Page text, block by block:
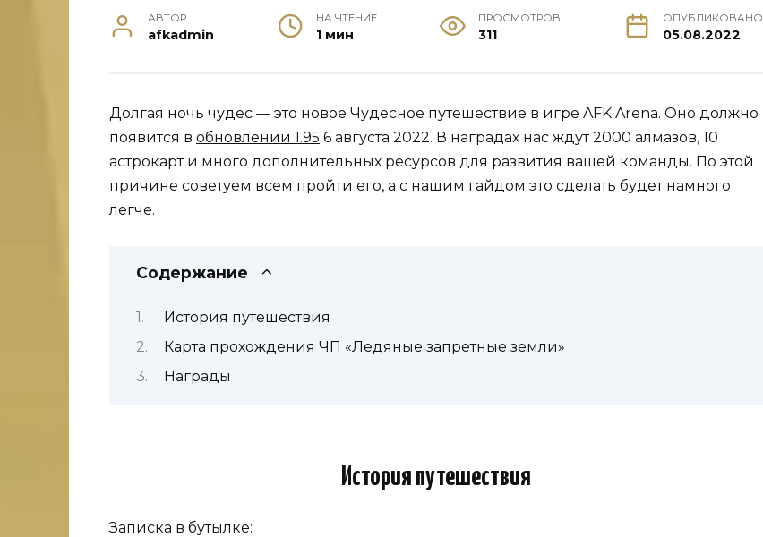
АВТОР
afkadmin
НА ЧТЕНИЕ
1 мин
ПРОСМОТРОВ
311
ОПУБЛИКОВАНО
05.08.2022
Долгая ночь чудес — это новое Чудесное путешествие в игре AFK Arena. Оно должно
появится в обновлении 1.95 6 августа 2022. В наградах нас ждут 2000 алмазов, 10
астрокарт и много дополнительных ресурсов для развития вашей команды. По этой
причине советуем всем пройти его, а с нашим гайдом это сделать будет намного
легче.
Содержание
История путешествия
Карта прохождения ЧП «Ледяные запретные земли»
Награды
История путешествия
Записка в бутылке: